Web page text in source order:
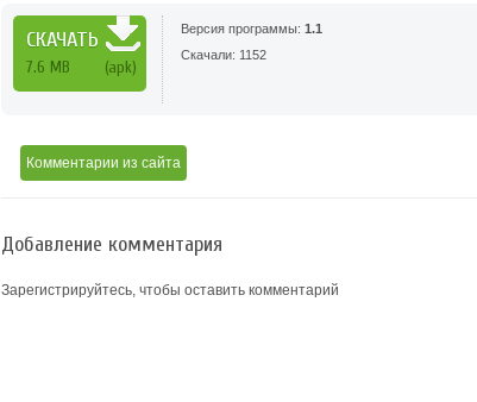
СКАЧАТЬ
7.6 MB (apk)
Версия программы: 1.1
Скачали: 1152
Комментарии из сайта
Добавление комментария
Зарегистрируйтесь, чтобы оставить комментарий